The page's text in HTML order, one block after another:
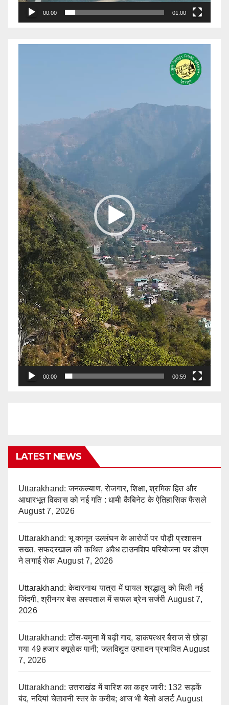
00:00 01:00
00:00 00:59
LATEST NEWS
Uttarakhand: जनकल्याण, रोजगार, शिक्षा, श्रमिक हित और
आधारभूत विकास को नई गति : धामी कैबिनेट के ऐतिहासिक फैसले
August 7, 2026
Uttarakhand: भू कानून उल्लंघन के आरोपों पर पौड़ी प्रशासन
सख्त, सफदरखाल की कथित अवैध टाउनशिप परियोजना पर डीएम
ने लगाई रोक August 7, 2026
Uttarakhand: केदारनाथ यात्रा में घायल श्रद्धालु को मिली नई
जिंदगी, श्रीनगर बेस अस्पताल में सफल ब्रेन सर्जरी August 7,
2026
Uttarakhand: टोंस-यमुना में बढ़ी गाद, डाकपत्थर बैराज से छोड़ा
गया 49 हजार क्यूसेक पानी; जलविद्युत उत्पादन प्रभावित August
7, 2026
Uttarakhand: उत्तराखंड में बारिश का कहर जारी: 132 सड़कें
बंद, नदियां चेतावनी स्तर के करीब; आज भी येलो अलर्ट August